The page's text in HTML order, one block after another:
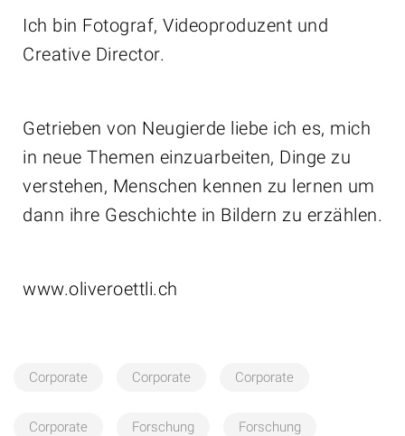
Ich bin Fotograf, Videoproduzent und
Creative Director.
Getrieben von Neugierde liebe ich es, mich
in neue Themen einzuarbeiten, Dinge zu
verstehen, Menschen kennen zu lernen um
dann ihre Geschichte in Bildern zu erzählen.
www.oliveroettli.ch
Corporate Corporate Corporate
Corporate Forschung Forschung